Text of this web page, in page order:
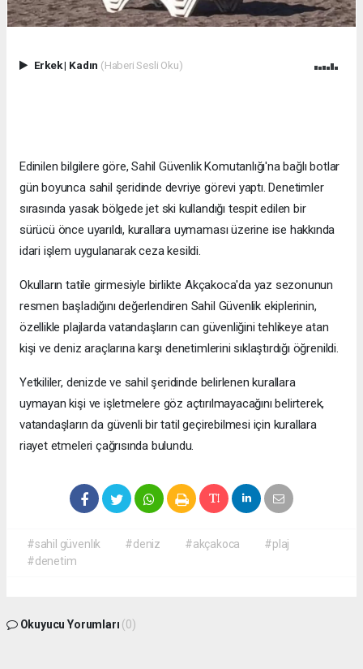
Erkek| Kadın (Haberi Sesli Oku)
Edinilen bilgilere göre, Sahil Güvenlik Komutanlığı'na bağlı botlar
gün boyunca sahil şeridinde devriye görevi yaptı. Denetimler
sırasında yasak bölgede jet ski kullandığı tespit edilen bir
sürücü önce uyarıldı, kurallara uymaması üzerine ise hakkında
idari işlem uygulanarak ceza kesildi.
Okulların tatile girmesiyle birlikte Akçakoca'da yaz sezonunun
resmen başladığını değerlendiren Sahil Güvenlik ekiplerinin,
özellikle plajlarda vatandaşların can güvenliğini tehlikeye atan
kişi ve deniz araçlarına karşı denetimlerini sıklaştırdığı öğrenildi.
Yetkililer, denizde ve sahil şeridinde belirlenen kurallara
uymayan kişi ve işletmelere göz açtırılmayacağını belirterek,
vatandaşların da güvenli bir tatil geçirebilmesi için kurallara
riayet etmeleri çağrısında bulundu.
#sahil güvenlık #deniz #akçakoca
#plaj
#denetim
Okuyucu Yorumları (0)